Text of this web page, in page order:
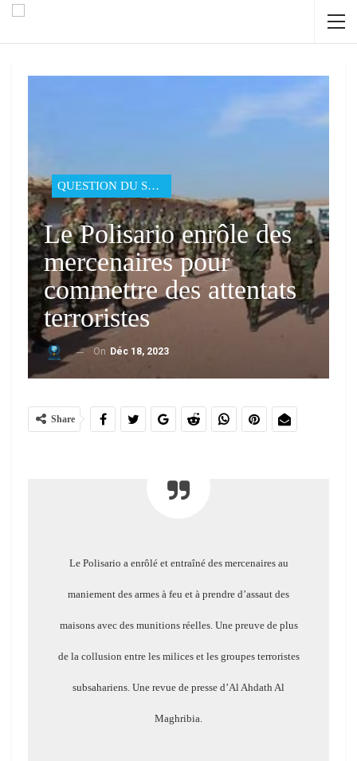
QUESTION DU SAHARA
Le Polisario enrôle des
mercenaires pour
commettre des attentats
terroristes
On Déc 18, 2023
Share
Le Polisario a enrôlé et entraîné des mercenaires au
maniement des armes à feu et à prendre d’assaut des
maisons avec des munitions réelles. Une preuve de plus
de la collusion entre les milices et les groupes terroristes
subsahariens. Une revue de presse d’Al Ahdath Al
Maghribia.